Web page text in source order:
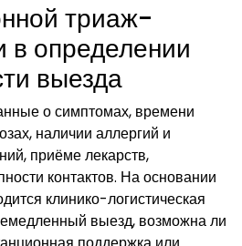
триаж-
в определении
выезда
о симптомах, времени
наличии аллергий и
приёме лекарств,
контактов. На основании
клинико-логистическая
выезд, возможна ли